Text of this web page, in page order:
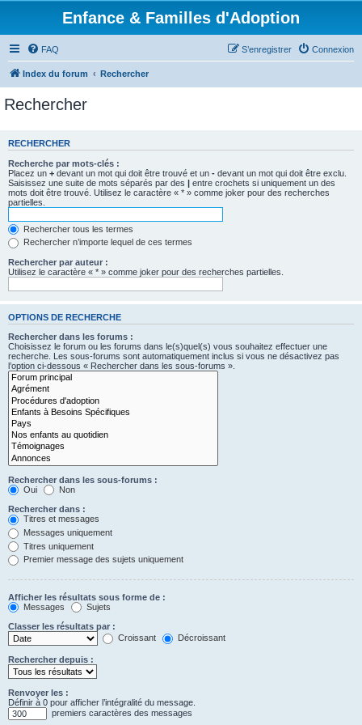
Enfance & Familles d'Adoption
FAQ Connexion
S’enregistrer
Index du forum Rechercher
Rechercher
RECHERCHER
Recherche par mots-clés :
Placez un + devant un mot qui doit être trouvé et un - devant un mot qui doit être exclu.
Saisissez une suite de mots séparés par des | entre crochets si uniquement un des
mots doit être trouvé. Utilisez le caractère « * » comme joker pour des recherches
partielles.
Rechercher tous les termes
Rechercher n’importe lequel de ces termes
Rechercher par auteur :
Utilisez le caractère « * » comme joker pour des recherches partielles.
OPTIONS DE RECHERCHE
Rechercher dans les forums :
Choisissez le forum ou les forums dans le(s)quel(s) vous souhaitez effectuer une
recherche. Les sous-forums sont automatiquement inclus si vous ne désactivez pas
l’option ci-dessous « Rechercher dans les sous-forums ».
Rechercher dans les sous-forums :
Oui
Non
Rechercher dans :
Titres et messages
Messages uniquement
Titres uniquement
Premier message des sujets uniquement
Afficher les résultats sous forme de :
Messages
Sujets
Classer les résultats par :
Croissant
Décroissant
Rechercher depuis :
Renvoyer les :
Définir à 0 pour afficher l’intégralité du message.
premiers caractères des messages